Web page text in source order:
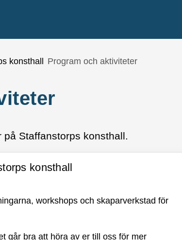
konsthall Program och aktiviteter
Staffanstorps konsthall.
konsthall
workshops och skaparverkstad för
går bra att höra av er till oss för mer